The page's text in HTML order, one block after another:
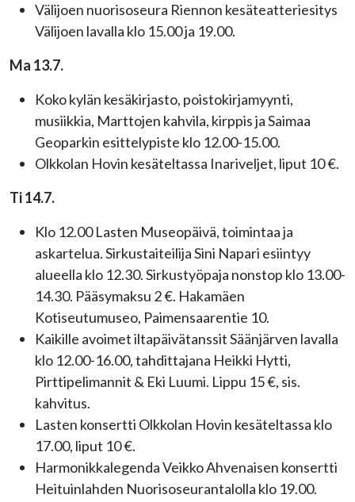
Välijoen nuorisoseura Riennon kesäteatteriesitys
Välijoen lavalla klo 15.00 ja 19.00.
Ma 13.7.
Koko kylän kesäkirjasto, poistokirjamyynti,
musiikkia, Marttojen kahvila, kirppis ja Saimaa
Geoparkin esittelypiste klo 12.00-15.00.
Olkkolan Hovin kesäteltassa Inariveljet, liput 10 €.
Ti 14.7.
Klo 12.00 Lasten Museopäivä, toimintaa ja
askartelua. Sirkustaiteilija Sini Napari esiintyy
alueella klo 12.30. Sirkustyöpaja nonstop klo 13.00-
14.30. Pääsymaksu 2 €. Hakamäen
Kotiseutumuseo, Paimensaarentie 10.
Kaikille avoimet iltapäivätanssit Säänjärven lavalla
klo 12.00-16.00, tahdittajana Heikki Hytti,
Pirttipelimannit & Eki Luumi. Lippu 15 €, sis.
kahvitus.
Lasten konsertti Olkkolan Hovin kesäteltassa klo
17.00, liput 10 €.
Harmonikkalegenda Veikko Ahvenaisen konsertti
Heituinlahden Nuorisoseurantalolla klo 19.00.